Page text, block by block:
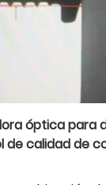
óptica para
de calidad de